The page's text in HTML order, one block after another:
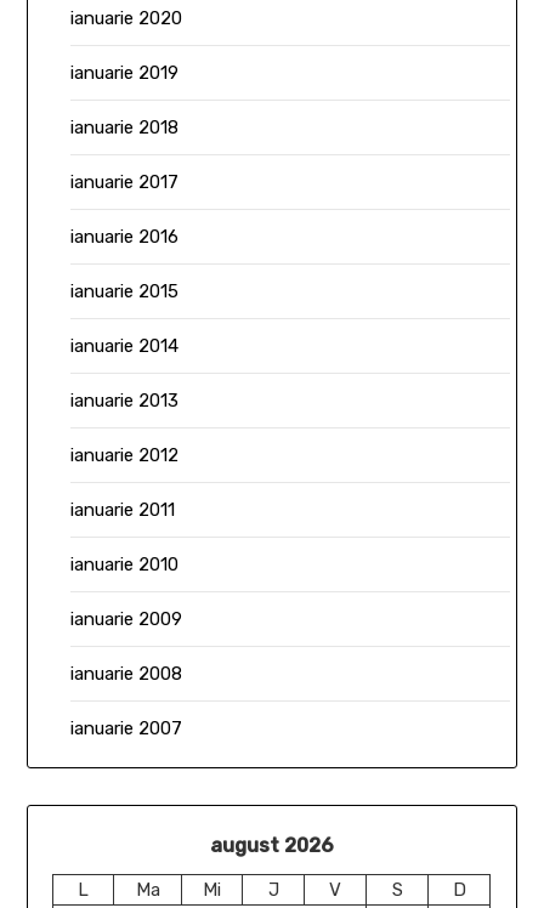
ianuarie 2020
ianuarie 2019
ianuarie 2018
ianuarie 2017
ianuarie 2016
ianuarie 2015
ianuarie 2014
ianuarie 2013
ianuarie 2012
ianuarie 2011
ianuarie 2010
ianuarie 2009
ianuarie 2008
ianuarie 2007
august 2026
L Ma Mi J V S D